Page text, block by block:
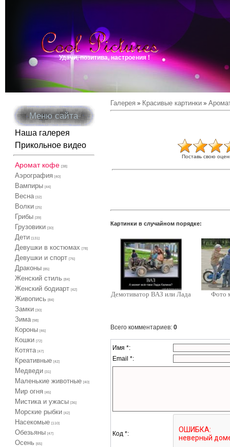
Удачи, позитива, настроения !
Меню сайта
Наша галерея
Прикольное видео
Аромат кофе [38]
Аэрография [40]
Вампиры [44]
Весна [32]
Волки [25]
Грибы [39]
Грузовики [30]
Дети [131]
Девушки в костюмах [78]
Девушки и спорт [76]
Драконы [85]
Женский стиль [84]
Женский бодиарт [42]
Живопись [84]
Замки [30]
Зима [98]
Короны [46]
Кошки [72]
Котята [47]
Креативные [42]
Медведи [31]
Маленькие животные [40]
Мир огня [45]
Мистика и ужасы [36]
Морские рыбки [42]
Насекомые [110]
Обезьяны [47]
Осень [65]
Галерея » Красивые картинки»
Поставь свою
Картинки в случайном порядке:
Демотиватор ВАЗ или Лада Фото
Всего комментариев: 0
Имя *:
Email *:
Код *: